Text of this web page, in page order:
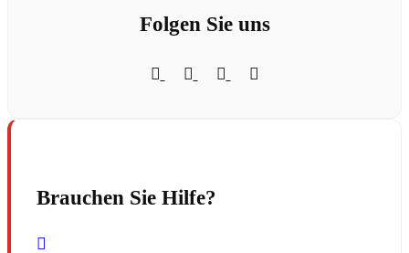
Folgen Sie uns
Brauchen Sie Hilfe?